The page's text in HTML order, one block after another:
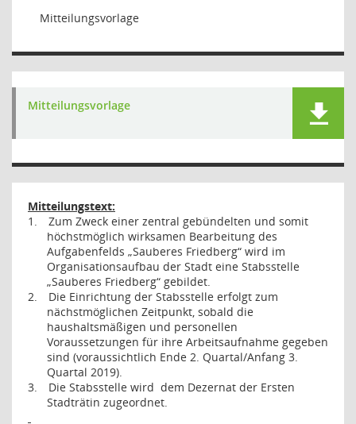
Mitteilungsvorlage
Mitteilungsvorlage
Mitteilungstext:
1.
Zum Zweck einer zentral gebündelten und somit
höchstmöglich wirksamen Bearbeitung des
Aufgabenfelds „Sauberes Friedberg“ wird im
Organisationsaufbau der Stadt eine Stabsstelle
„Sauberes Friedberg“ gebildet.
2.
Die Einrichtung der Stabsstelle erfolgt zum
nächstmöglichen Zeitpunkt, sobald die
haushaltsmäßigen und personellen
Voraussetzungen für ihre Arbeitsaufnahme gegeben
sind (voraussichtlich Ende 2. Quartal/Anfang 3.
Quartal 2019).
3.
Die Stabsstelle wird dem Dezernat der Ersten
Stadträtin zugeordnet.